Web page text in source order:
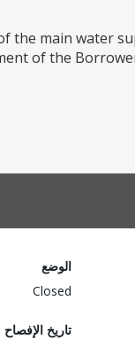
the main water
of the
الوضع
Closed
تاريخ الإفصاح